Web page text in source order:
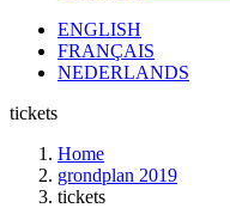
ENGLISH
FRANÇAIS
NEDERLANDS
tickets
Home
grondplan 2019
tickets